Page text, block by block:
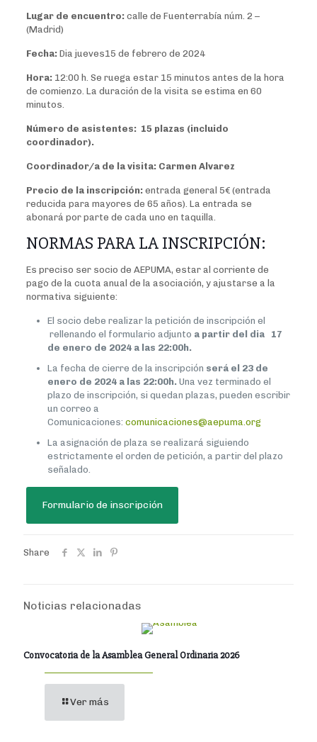
Lugar de encuentro:calle de Fuenterrabía núm. 2 –
(Madrid)
Fecha: Dia jueves15 de febrero de 2024
Hora: 12:00 h. Se ruega estar 15 minutos antes de la hora
de comienzo. La duración de la visita se estima en 60
minutos.
Número de asistentes:15 plazas (incluido
coordinador).
Coordinador/a de la visita: Carmen Alvarez
Precio de la inscripción:entrada general 5€ (entrada
reducida para mayores de 65 años). La entrada se
abonará por parte de cada uno en taquilla.
NORMAS PARA LA INSCRIPCIÓN:
Es preciso ser socio de AEPUMA, estar al corriente de
pago de la cuota anual de la asociación, y ajustarse a la
normativa siguiente:
El socio debe realizar la petición de inscripción el
rellenando el formulario adjunto a partir del dia 17
de enero de 2024 a las 22:00h.
La fecha de cierre de la inscripción será el 23 de
enero de 2024 a las 22:00h. Una vez terminado el
plazo de inscripción, si quedan plazas, pueden escribir
un correo a
Comunicaciones: comunicaciones@aepuma.org
La asignación de plaza se realizará siguiendo
estrictamente el orden de petición, a partir del plazo
señalado.
Formulario de inscripción
Share
Noticias relacionadas
Convocatoria de la Asamblea General Ordinaria 2026
Ver más